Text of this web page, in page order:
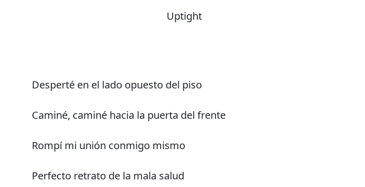
Uptight
Desperté en el lado opuesto del piso
Caminé, caminé hacia la puerta del frente
Rompí mi unión conmigo mismo
Perfecto retrato de la mala salud